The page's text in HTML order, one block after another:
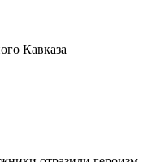
Кавказа